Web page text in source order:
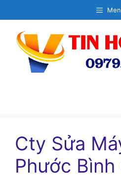
đến
dung
Cty Sửa
Phước Bình